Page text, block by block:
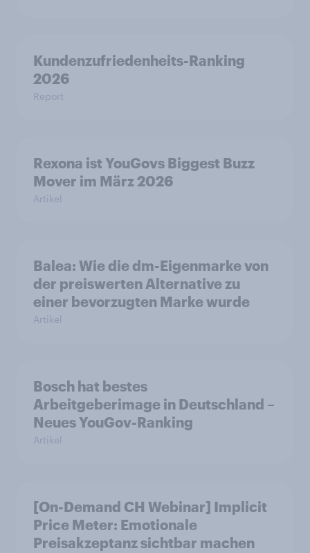
Kundenzufriedenheits-Ranking
2026
Report
Rexona ist YouGovs Biggest Buzz
Mover im März 2026
Artikel
Balea: Wie die dm-Eigenmarke von
der preiswerten Alternative zu
einer bevorzugten Marke wurde
Artikel
Bosch hat bestes
Arbeitgeberimage in Deutschland –
Neues YouGov-Ranking
Artikel
[On-Demand CH Webinar] Implicit
Price Meter: Emotionale
Preisakzeptanz sichtbar machen